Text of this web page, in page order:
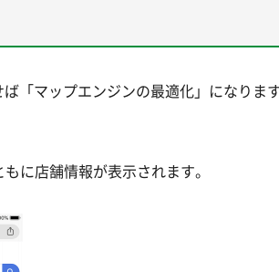
「マップエンジンの最適化」になりま
に店舗情報が表示されます。